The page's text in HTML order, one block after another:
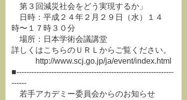
第３回減災社会をどう実現するか」
日時：平成２４年２月２９日（水）１４
時〜１７時３０分
場所：日本学術会議講堂
詳しくはこちらのＵＲＬからご覧ください。
http://www.scj.go.jp/ja/event/index.html
■---------------------------------------------------------------
------
若手アカデミー委員会からのお知らせ